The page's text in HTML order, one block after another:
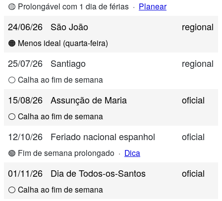
🟡 Prolongável com 1 dia de férias · Planear
24/06/26 São João regional
🟠 Menos ideal (quarta-feira)
25/07/26 Santiago regional
⚪ Calha ao fim de semana
15/08/26 Assunção de Maria oficial
⚪ Calha ao fim de semana
12/10/26 Feriado nacional espanhol oficial
🟢 Fim de semana prolongado · Dica
01/11/26 Dia de Todos-os-Santos oficial
⚪ Calha ao fim de semana